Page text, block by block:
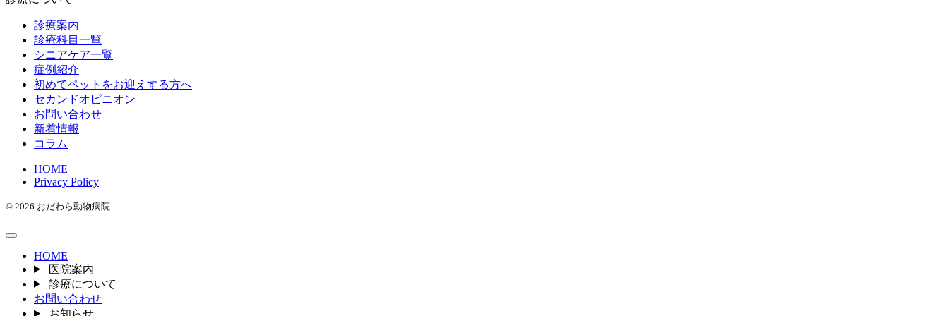
診療案内
診療科目一覧
シニアケア一覧
症例紹介
初めてペットをお迎えする方へ
セカンドオピニオン
お問い合わせ
新着情報
コラム
HOME
Privacy Policy
© 2026 おだわら動物病院
HOME
医院案内
診療について
お問い合わせ
お知らせ